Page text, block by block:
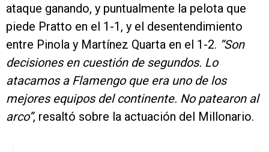
ataque ganando, y puntualmente la pelota que
piede Pratto en el 1-1, y el desentendimiento
entre Pinola y Martínez Quarta en el 1-2. “Son
decisiones en cuestión de segundos. Lo
atacamos a Flamengo que era uno de los
mejores equipos del continente. No patearon al
arco”, resaltó sobre la actuación del Millonario.